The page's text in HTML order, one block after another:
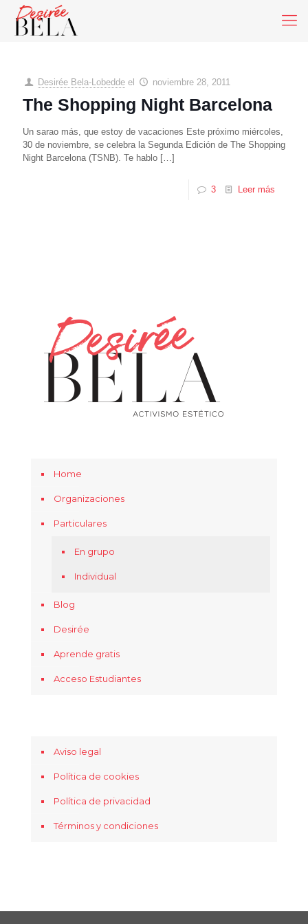
Desirée Bela-Lobedde el noviembre 28, 2011
The Shopping Night Barcelona
Un sarao más, que estoy de vacaciones Este próximo miércoles,
30 de noviembre, se celebra la Segunda Edición de The Shopping
Night Barcelona (TSNB). Te hablo […]
3 Leer más
Home
Organizaciones
Particulares
En grupo
Individual
Blog
Desirée
Aprende gratis
Acceso Estudiantes
Aviso legal
Política de cookies
Política de privacidad
Términos y condiciones